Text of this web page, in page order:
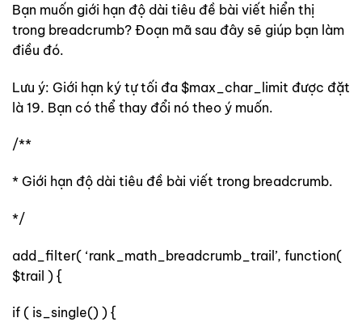
Bạn muốn giới hạn độ dài tiêu đề bài viết hiển thị
trong breadcrumb? Đoạn mã sau đây sẽ giúp bạn làm
điều đó.
Lưu ý: Giới hạn ký tự tối đa $max_char_limit được đặt
là 19. Bạn có thể thay đổi nó theo ý muốn.
/**
* Giới hạn độ dài tiêu đề bài viết trong breadcrumb.
*/
add_filter( ‘rank_math_breadcrumb_trail’, function(
$trail ) {
if ( is_single() ) {